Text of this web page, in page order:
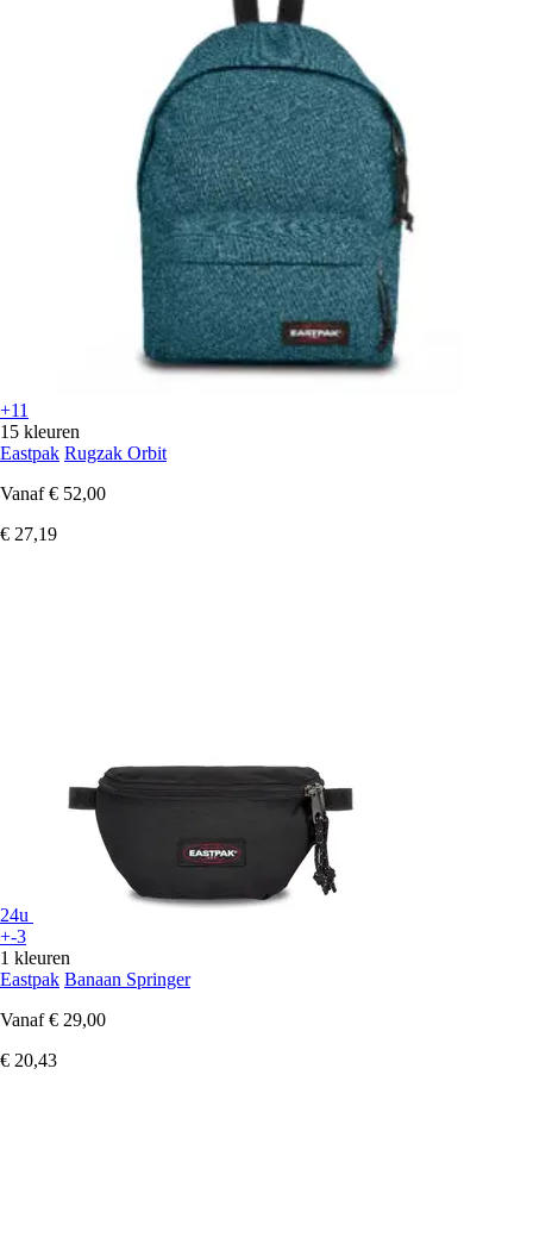
+11
15 kleuren
Eastpak Rugzak Orbit
Vanaf € 52,00
€ 27,19
24u
+-3
1 kleuren
Eastpak Banaan Springer
Vanaf € 29,00
€ 20,43